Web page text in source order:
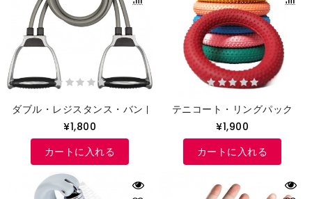
ダブル・レジスタンス・バンド
¥1,800
カートに入れる
テニコート・リングパック
¥1,900
カートに入れる